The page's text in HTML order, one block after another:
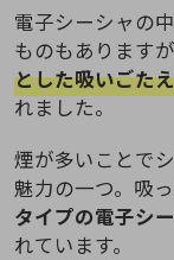
電子シーシャの
ものもあります
とした吸いごた
れました。
煙が多いことで
魅力の一つ。吸
タイプの電子シ
れています。